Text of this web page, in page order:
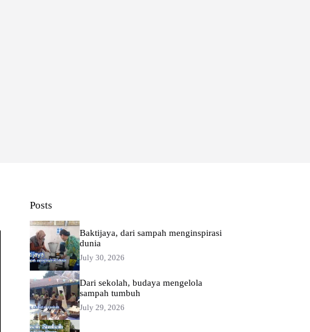
Posts
Baktijaya, dari sampah menginspirasi
dunia
July 30, 2026
Dari sekolah, budaya mengelola
sampah tumbuh
July 29, 2026